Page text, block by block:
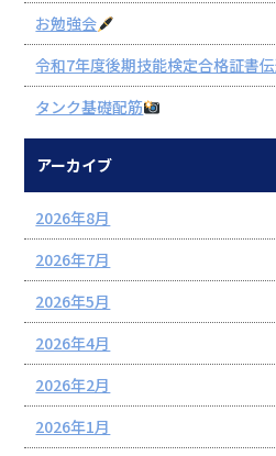
お勉強会
令和7年度後期技能検定合格証書
タンク基礎配筋
アーカイブ
2026年8月
2026年7月
2026年5月
2026年4月
2026年2月
2026年1月